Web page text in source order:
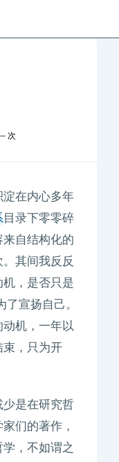
-- 次
在内心多年
目录下零零碎
自结构化的
其间我反反
，是否只是
宣扬自己。
机，一年以
束，只为开
是在研究哲
们的著作，
，不如谓之